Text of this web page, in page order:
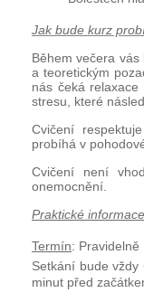
Jak bude kurz
Během večera
a teoretickým
nás čeká
stresu, které
Cvičení
probíhá v
Cvičení není
onemocnění.
Praktické informace
Termín: Pravidelně
Setkání bude vždy
minut před